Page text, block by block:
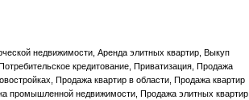
недвижимости, Аренда элитных квартир, Выкуп
кредитование, Приватизация, Продажа
Продажа квартир в области, Продажа квартир
промышленной недвижимости, Продажа элитных квартир,